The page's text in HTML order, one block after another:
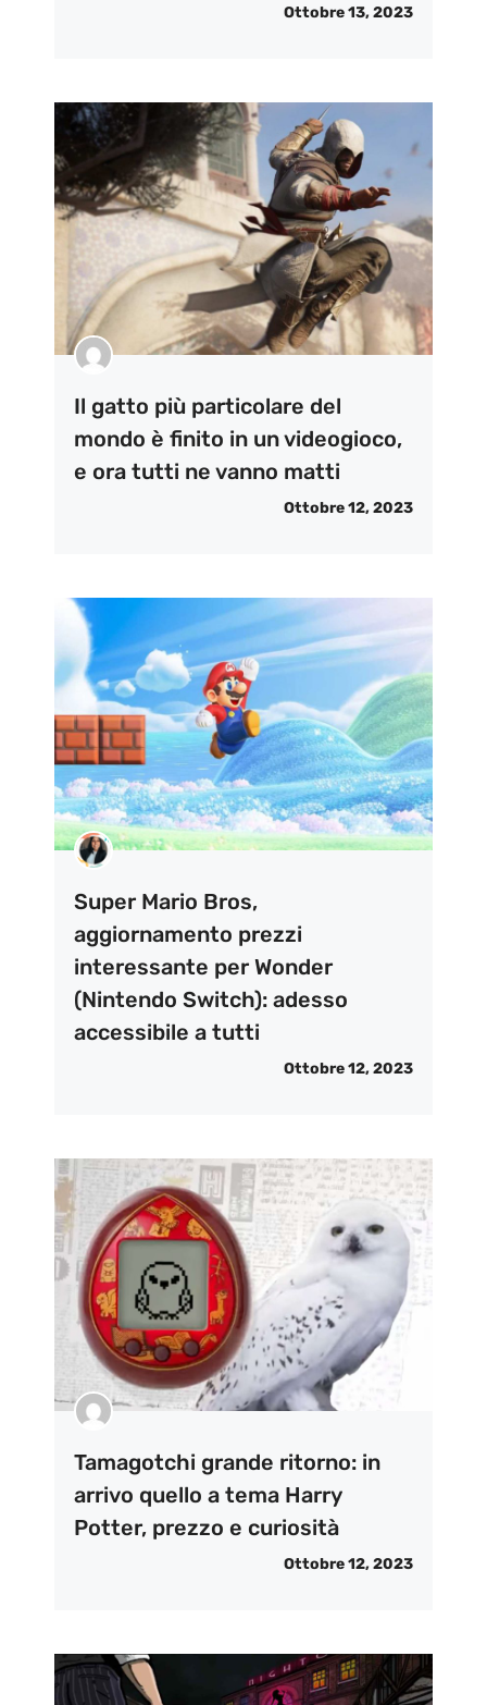
Ottobre 13, 2023
Il gatto più particolare del
mondo è finito in un videogioco,
e ora tutti ne vanno matti
Ottobre 12, 2023
Super Mario Bros,
aggiornamento prezzi
interessante per Wonder
(Nintendo Switch): adesso
accessibile a tutti
Ottobre 12, 2023
Tamagotchi grande ritorno: in
arrivo quello a tema Harry
Potter, prezzo e curiosità
Ottobre 12, 2023